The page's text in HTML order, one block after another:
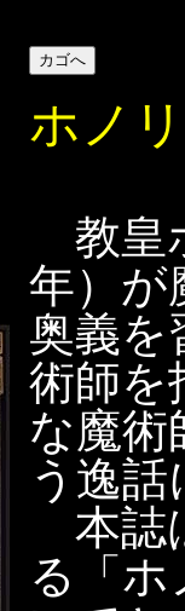
ホノ
教皇
年）が
奥義を
術師を
な魔術
う逸
本誌
る「